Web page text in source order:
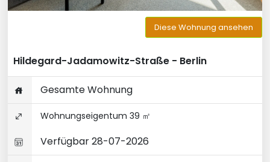
Diese Wohnung ansehen
Hildegard-Jadamowitz-Straße - Berlin
Gesamte Wohnung
Wohnungseigentum 39 ㎡
Verfügbar 28-07-2026